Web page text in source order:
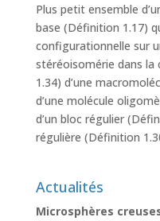
Plus petit ensemble
base (Définition 1.17)
configurationnelle sur
stéréoisomérie dans la
1.34) d’une
d’une molécule
d’un bloc régulier
régulière (Définition
Actualités
Microsphères